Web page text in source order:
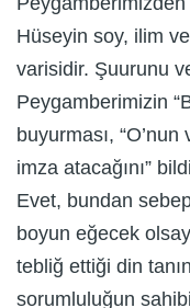
Hüseyin soy, ilim
varisidir. Şuurunu
Peygamberimizin
buyurması,
imza atacağını”
Evet, bundan
boyun eğecek
tebliğ ettiği din
sorumluluğun